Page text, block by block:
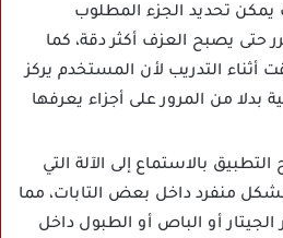
يمكن تحديد الجزء المطلوب
حتى يصبح العزف أكثر دقة، كما
أثناء التدريب لأن المستخدم يركز
بدلا من المرور على أجزاء يعرفها
بالاستماع إلى الآلة التي
منفرد داخل بعض التابات، مما
أو الباص أو الطبول داخل